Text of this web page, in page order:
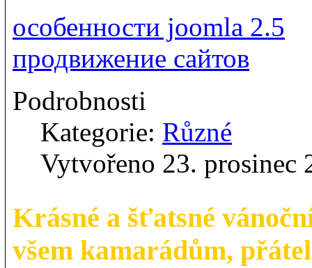
особенности joomla 2.5
продвижение сайтов
Podrobnosti
Kategorie: Různé
Vytvořeno 23. prosinec
Krásné a šťatsné
všem kamarádům,